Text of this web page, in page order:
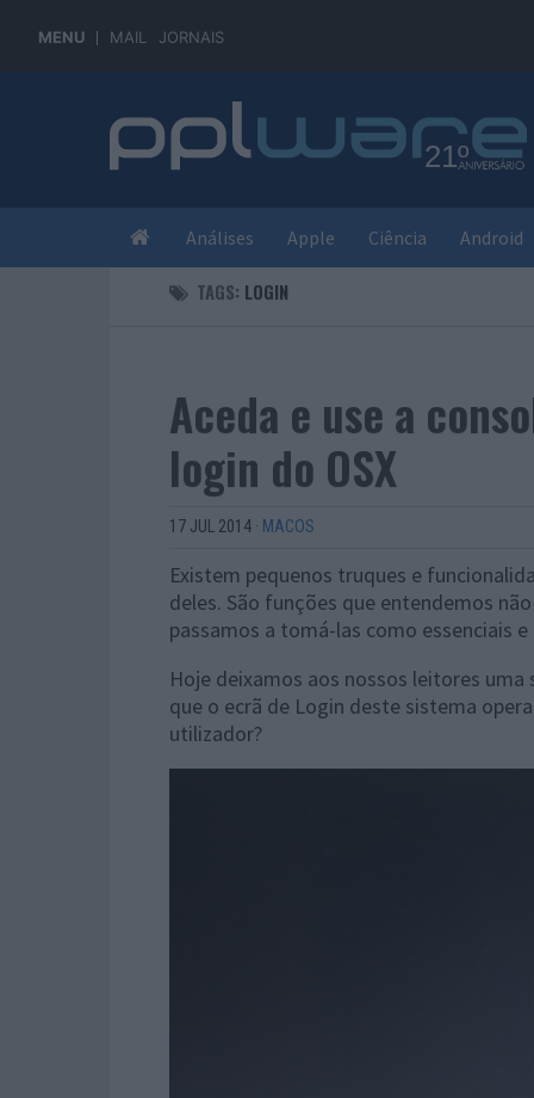
MENU MAIL JORNAIS
Análises Apple Ciência Android
TAGS: LOGIN
Aceda e use a
login do OSX
17 JUL 2014 · MACOS
Existem pequenos truques e
deles. São funções que entendemos
passamos a tomá-las como essenciais
Hoje deixamos aos nossos leitores uma
que o ecrã de Login deste sistema
utilizador?